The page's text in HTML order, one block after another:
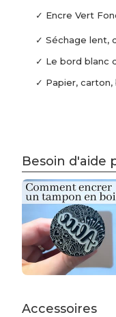
✓ Encre Vert
✓ Séchage lent,
✓ Le bord blanc
✓ Papier, carton,
Besoin d'aide
Accessoires